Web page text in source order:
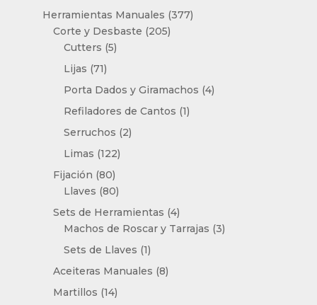
producto
Herramientas Manuales 377377
Corte y Desbaste 205205
Cutters 55
Lijas 7171
productos
Porta Dados y Giramachos 44
Refiladores de Cantos 11
Serruchos 22
Limas 122122
Fijación 8080
productos
Llaves 8080
productos
Sets de Herramientas 44
productos
Machos de Roscar y Tarrajas 33
Sets de Llaves 11
producto
Aceiteras Manuales 88
Martillos 1414